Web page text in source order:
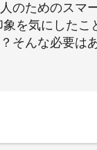
のためのス
を気にした
んな必要は